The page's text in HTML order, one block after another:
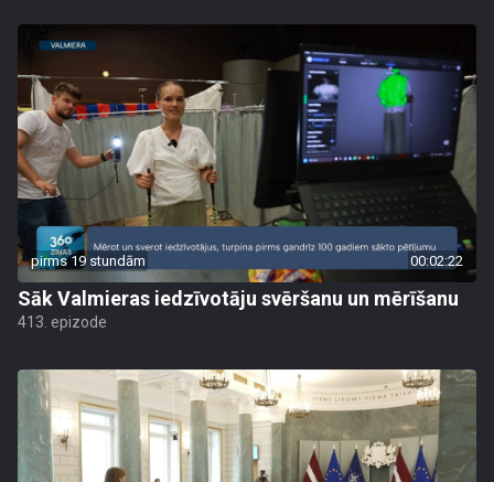
pirms 19 stundām 00:02:22
Sāk Valmieras iedzīvotāju svēršanu un mērīšanu
413. epizode